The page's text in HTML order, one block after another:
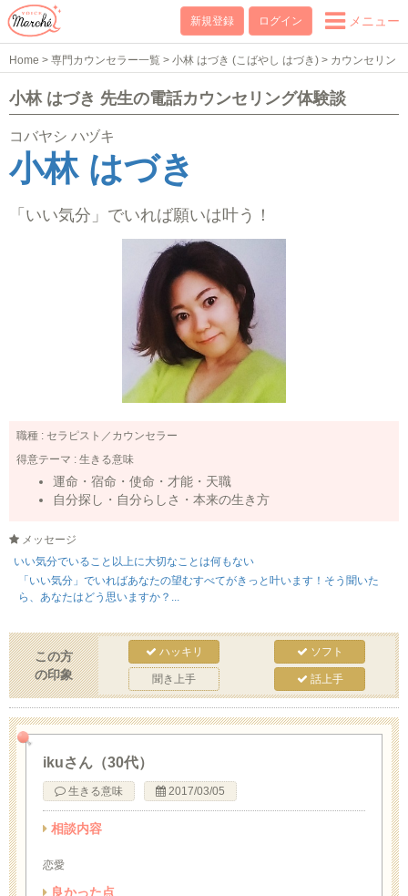
新規登録 ログイン メニュー
Home > 専門カウンセラー一覧 > 小林 はづき (こばやし はづき) > カウンセリン
グ体験談
小林 はづき 先生の電話カウンセリング体験談
コバヤシ ハヅキ
小林 はづき
「いい気分」でいれば願いは叶う！
職種 : セラピスト／カウンセラー
得意テーマ : 生きる意味
運命・宿命・使命・才能・天職
自分探し・自分らしさ・本来の生き方
メッセージ
いい気分でいること以上に大切なことは何もない
「いい気分」でいればあなたの望むすべてがきっと叶います！そう聞いた
ら、あなたはどう思いますか？...
この方
の印象
ハッキリ ソフト
聞き上手 話上手
ikuさん（30代）
生きる意味 2017/03/05
相談内容
恋愛
良かった点